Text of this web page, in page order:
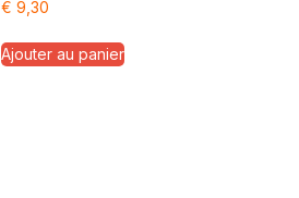
€ 9,30
Ajouter au panier